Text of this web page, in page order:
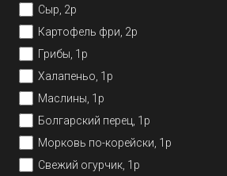
Сыр, 2р
Картофель фри, 2р
Грибы, 1р
Халапеньо, 1р
Маслины, 1р
Болгарский перец, 1р
Морковь по-корейски, 1р
Свежий огурчик, 1р